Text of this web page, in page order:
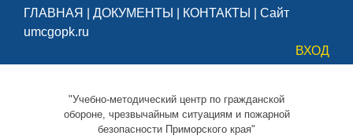
ГЛАВНАЯ ДОКУМЕНТЫ КОНТАКТЫ
Сайт
umcgopk.ru
ВХОД
"Учебно-методический центр по гражданской
обороне, чрезвычайным ситуациям и пожарной
безопасности Приморского края"